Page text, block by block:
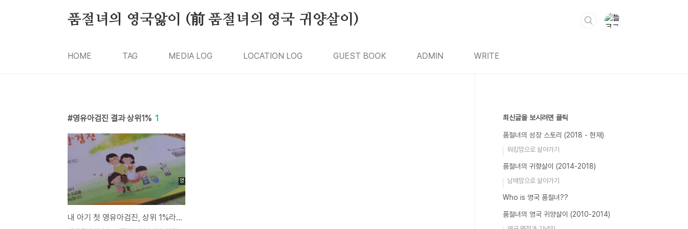
품절녀의 영국앓이 (前 품절녀의 영국 귀양살이)
HOME TAG MEDIA LOG LOCATION LOG GUEST BOOK ADMIN WRITE
영유아검진 결과 상위1% 1
내 아기 첫 영유아검진, 상위 1%라니 충격
최신글을 보시려면 클릭
품절녀의 성장 스토리 (2018 - 현재)
워킹맘으로 살아가기
품절녀의 귀향살이 (2014-2018)
남매맘으로 살아가기
Who is 영국 품절녀??
품절녀의 영국 귀양살이 (2010-2014)